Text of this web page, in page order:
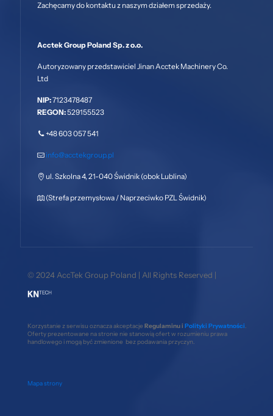
Zachęcamy do kontaktu z naszym działem sprzedaży.
Acctek Group Poland Sp. z o.o.
Autoryzowany przedstawiciel Jinan Acctek Machinery Co.
Ltd
NIP:7123478487
REGON:529155523
+48 603 057 541
info@acctekgroup.pl
ul. Szkolna 4, 21-040 Świdnik (obok Lublina)
(Strefa przemysłowa / Naprzeciwko PZL Świdnik)
© 2024 AccTek Group Poland | All Rights Reserved |
Korzystanie z serwisu oznacza akceptacje Regulaminu i Polityki Prywatności
Oferty prezentowane na stronie nie stanowią ofert w rozumieniu prawa
handlowego i mogą być zmienione bez podawania przyczyn.
Mapa strony